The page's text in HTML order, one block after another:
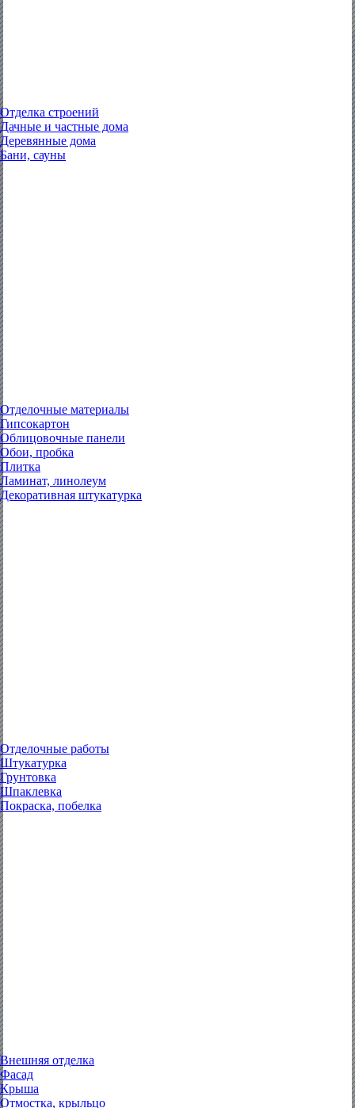
Отделка строений
Дачные и частные дома
Деревянные дома
Бани, сауны
Отделочные материалы
Гипсокартон
Облицовочные панели
Обои, пробка
Плитка
Ламинат, линолеум
Декоративная штукатурка
Отделочные работы
Штукатурка
Грунтовка
Шпаклевка
Покраска, побелка
Внешняя отделка
Фасад
Крыша
Отмостка, крыльцо